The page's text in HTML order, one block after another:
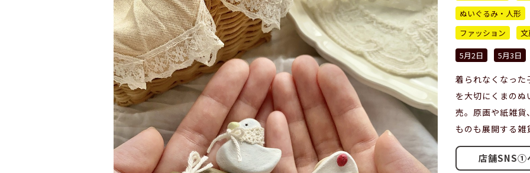
ぬいぐるみ・人形
ファッション
5月2日
5月3日
着られなくなった
を大切にくまの
売。原画や紙雑貨
ものも展開する雑
店舗SNS①